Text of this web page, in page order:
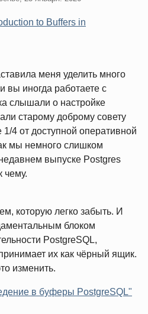
to Buffers in
меня уделить много
иногда работаете с
слышали о настройке
старому доброму совету
1/4 от доступной оперативной
мы немного слишком
выпуске Postgres
чему.
которую легко забыть. И
блоком
PostgreSQL,
их как чёрный ящик.
изменить.
в буферы PostgreSQL"